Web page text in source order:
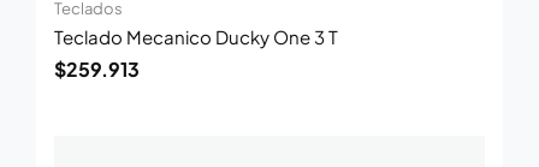
Teclados
Teclado Mecanico Ducky One 3 T
$259.913